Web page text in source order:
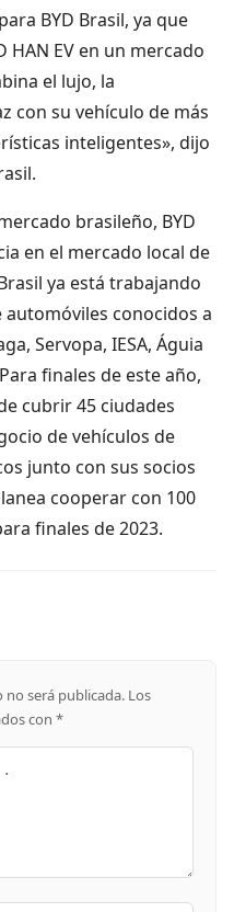
BYD Brasil, ya que
HAN EV en un mercado
el lujo, la
con su vehículo de más
inteligentes», dijo
brasileño, BYD
en el mercado local de
ya está trabajando
conocidos a
Servopa, IESA, Águia
finales de este año,
cubrir 45 ciudades
de vehículos de
junto con sus socios
cooperar con 100
finales de 2023.
no será publicada. Los
con *